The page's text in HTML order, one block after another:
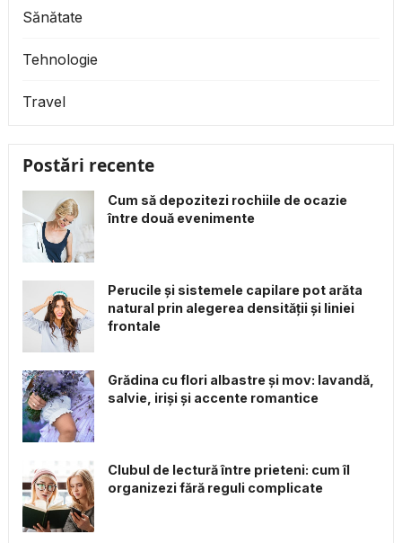
Sănătate
Tehnologie
Travel
Postări recente
Cum să depozitezi rochiile de ocazie
între două evenimente
Perucile și sistemele capilare pot arăta
natural prin alegerea densității și liniei
frontale
Grădina cu flori albastre și mov: lavandă,
salvie, iriși și accente romantice
Clubul de lectură între prieteni: cum îl
organizezi fără reguli complicate